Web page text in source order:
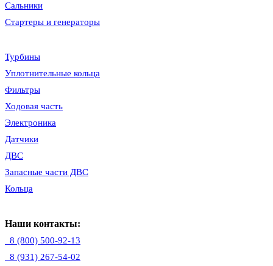
Сальники
Стартеры и генераторы
Турбины
Уплотнительные кольца
Фильтры
Ходовая часть
Электроника
Датчики
ДВС
Запасные части ДВС
Кольца
Наши контакты:
8 (800) 500-92-13
8 (931) 267-54-02